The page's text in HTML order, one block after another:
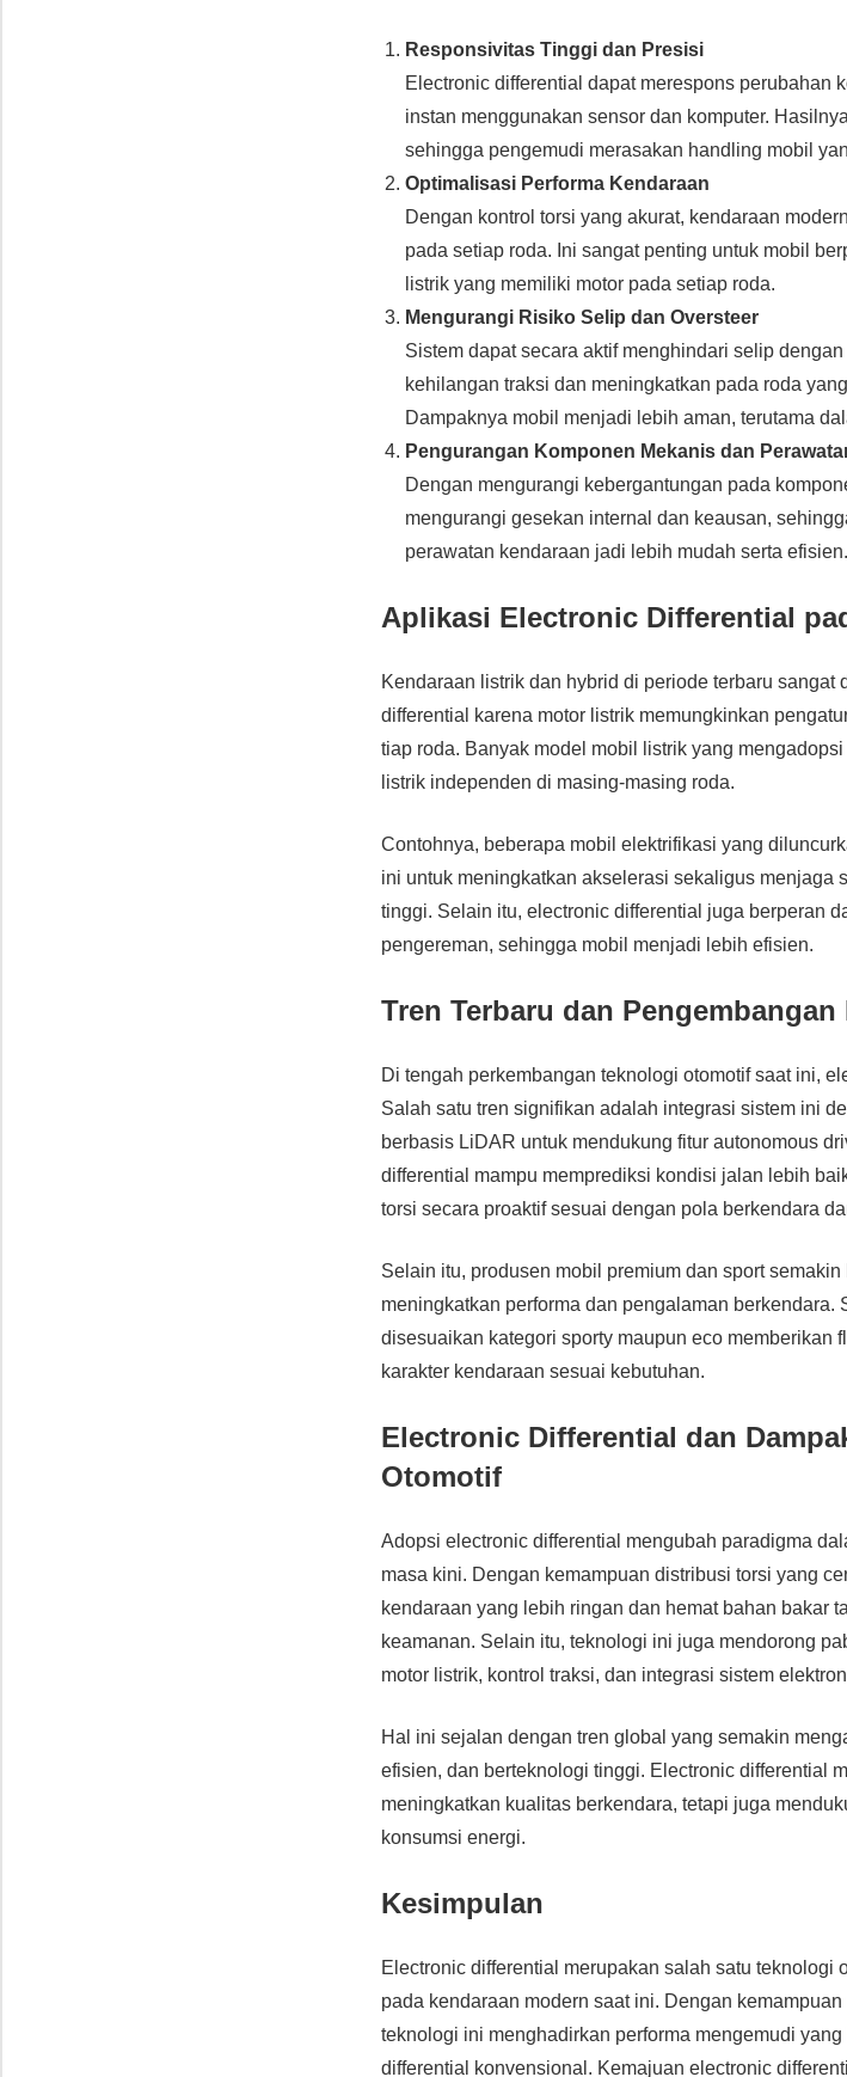
Responsivitas Tinggi dan Presisi
Electronic differential dapat merespons perubahan
instan menggunakan sensor dan komputer.
sehingga pengemudi merasakan handling mobil
Optimalisasi Performa Kendaraan
Dengan kontrol torsi yang akurat, kendaraan
pada setiap roda. Ini sangat penting untuk mobil
listrik yang memiliki motor pada setiap roda.
Mengurangi Risiko Selip dan Oversteer
Sistem dapat secara aktif menghindari selip
kehilangan traksi dan meningkatkan pada roda
Dampaknya mobil menjadi lebih aman, terutama
Pengurangan Komponen Mekanis dan
Dengan mengurangi kebergantungan pada
mengurangi gesekan internal dan keausan,
perawatan kendaraan jadi lebih mudah serta efisien.
Aplikasi Electronic Differential
Kendaraan listrik dan hybrid di periode terbaru
differential karena motor listrik memungkinkan
tiap roda. Banyak model mobil listrik yang
listrik independen di masing-masing roda.
Contohnya, beberapa mobil elektrifikasi yang
ini untuk meningkatkan akselerasi sekaligus menjaga
tinggi. Selain itu, electronic differential juga berperan
pengereman, sehingga mobil menjadi lebih efisien.
Tren Terbaru dan
Di tengah perkembangan teknologi otomotif saat ini,
Salah satu tren signifikan adalah integrasi sistem ini
berbasis LiDAR untuk mendukung fitur autonomous
differential mampu memprediksi kondisi jalan lebih
torsi secara proaktif sesuai dengan pola berkendara
Selain itu, produsen mobil premium dan sport
meningkatkan performa dan pengalaman
disesuaikan kategori sporty maupun eco memberikan
karakter kendaraan sesuai kebutuhan.
Electronic Differential dan
Otomotif
Adopsi electronic differential mengubah paradigma
masa kini. Dengan kemampuan distribusi torsi yang
kendaraan yang lebih ringan dan hemat bahan bakar
keamanan. Selain itu, teknologi ini juga mendorong
motor listrik, kontrol traksi, dan integrasi sistem
Hal ini sejalan dengan tren global yang semakin
efisien, dan berteknologi tinggi. Electronic differential
meningkatkan kualitas berkendara, tetapi juga
konsumsi energi.
Kesimpulan
Electronic differential merupakan salah satu teknologi
pada kendaraan modern saat ini. Dengan
teknologi ini menghadirkan performa mengemudi
differential konvensional. Kemajuan electronic